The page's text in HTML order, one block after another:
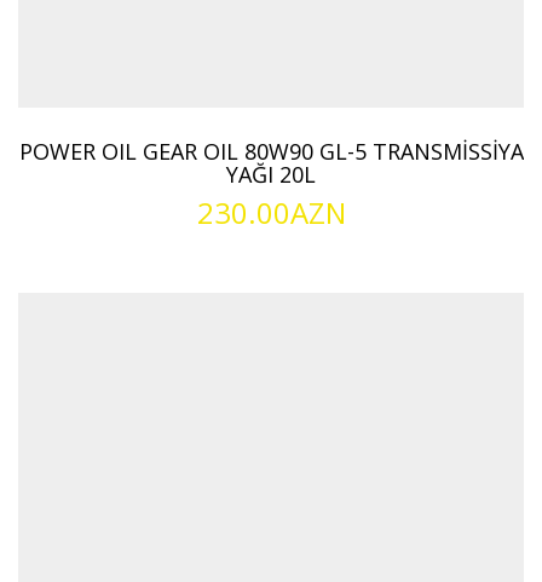
POWER OIL GEAR OIL 80W90 GL-5 TRANSMİSSİYA
YAĞI 20L
230.00AZN